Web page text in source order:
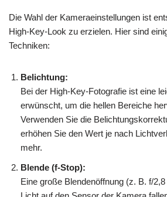
Die Wahl der Kameraeinstellungen ist
High-Key-Look zu erzielen. Hier sind
Techniken:
Belichtung:
Bei der High-Key-Fotografie ist eine
erwünscht, um die hellen Bereiche
Verwenden Sie die
erhöhen Sie den Wert je nach
mehr.
Blende (f-Stop):
Eine große Blendenöffnung (z. B. f/